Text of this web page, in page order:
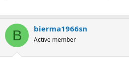
B bierma1966sn
Active member